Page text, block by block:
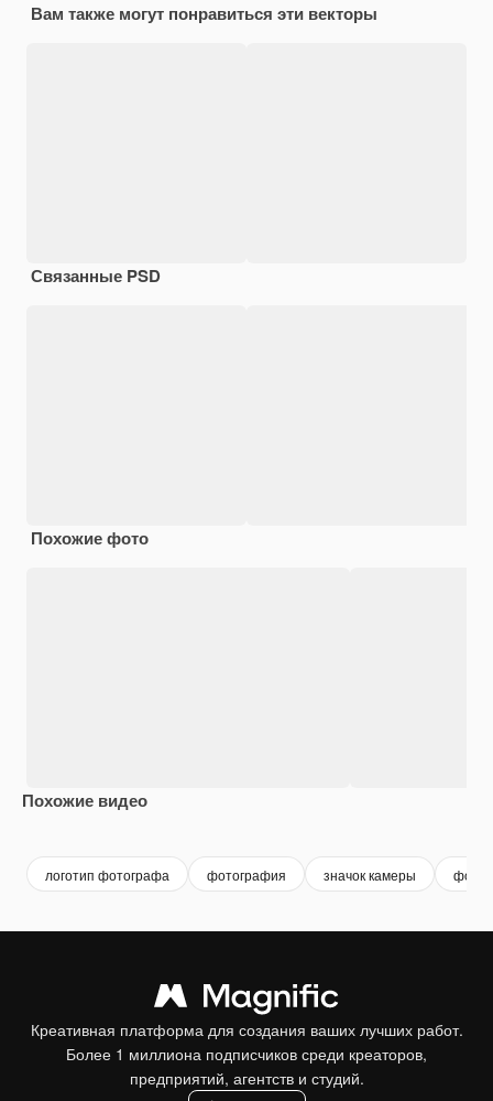
Вам также могут понравиться эти векторы
Связанные PSD
Похожие фото
Похожие видео
логотип фотографа фотография значок камеры
Креативная платформа для создания ваших лучших работ.
Более 1 миллиона подписчиков среди креаторов,
предприятий, агентств и студий.